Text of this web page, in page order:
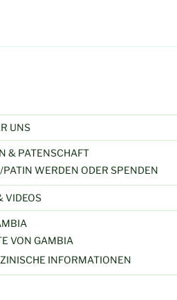
UNS
& PATENSCHAFT
PATIN WERDEN ODER SPENDEN
VIDEOS
VON GAMBIA
INFORMATIONEN